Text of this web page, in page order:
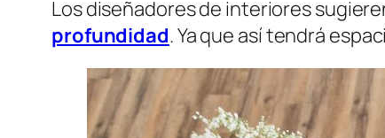
Los diseñadores de interiores
profundidad. Ya que así tendrá